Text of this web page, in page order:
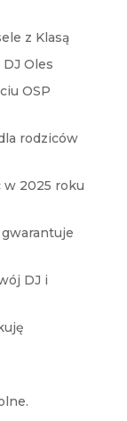
z Klasą
Oles
OSP
rodziców
2025 roku
DJ i